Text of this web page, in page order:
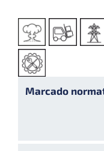
Marcado